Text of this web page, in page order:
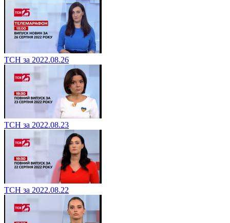
ТСН за 2022.08.26
ТСН за 2022.08.23
ТСН за 2022.08.22